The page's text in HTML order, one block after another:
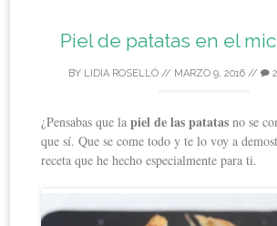
Piel de patatas en el
BY LIDIA ROSELLÓ // MARZO 9, 2016 //
¿Pensabas que lapiel de las patatas no se
que sí. Que se come todo y te lo voy a
receta que he hecho especialmente para ti.